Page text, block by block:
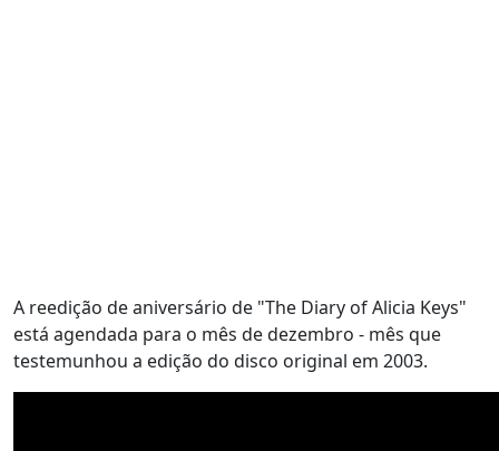
A reedição de aniversário de "The Diary of Alicia Keys"
está agendada para o mês de dezembro - mês que
testemunhou a edição do disco original em 2003.